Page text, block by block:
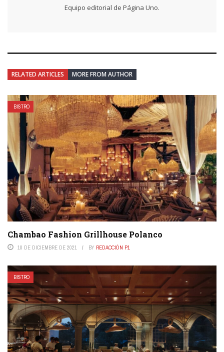
Equipo editorial de Página Uno.
RELATED ARTICLES MORE FROM AUTHOR
BISTRO
Chambao Fashion Grillhouse Polanco
10 DE DICIEMBRE DE 2021 BY REDACCIÓN P1
BISTRO